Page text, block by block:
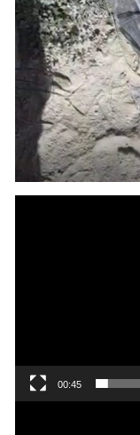
00:45